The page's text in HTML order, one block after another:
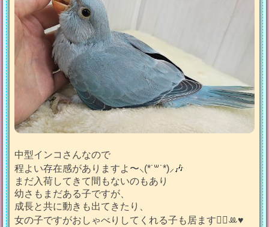
中型インコさんなので
程よい存在感がありますよ〜⸜(*˙꒳˙*)⸝🎶
まだ入荷してきて間もないのもあり
幼さもまだある子ですが、
成長と共に動きも出てきたり、
女の子ですがおしゃべりしてくれる子も居ます🙋‍♀️ꔛ♥